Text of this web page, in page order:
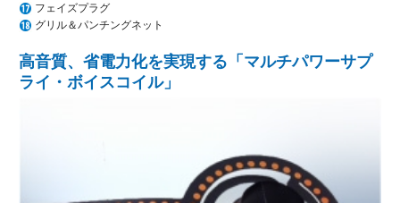
フェイズプラグ
グリル＆パンチングネット
高音質、省電力化を実現する「マルチパワーサプ
ライ・ボイスコイル」